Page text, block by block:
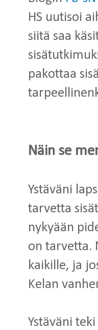
HS uutisoi
siitä saa
pakottaa
Näin se
Ystäväni
tarvetta
nykyään
on tarvetta.
kaikille, ja
Kelan
Ystäväni